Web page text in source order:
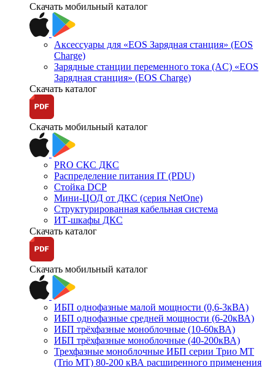
Скачать мобильный каталог
Аксессуары для «EOS Зарядная станция» (EOS
Charge)
Зарядные станции переменного тока (AC) «EOS
Зарядная станция» (EOS Charge)
Скачать каталог
Скачать мобильный каталог
PRO СКС ДКС
Распределение питания IT (PDU)
Стойка DCP
Мини-ЦОД от ДКС (серия NetOne)
Структурированная кабельная система
ИТ-шкафы ДКС
Скачать каталог
Скачать мобильный каталог
ИБП однофазные малой мощности (0,6-3кВА)
ИБП однофазные средней мощности (6-20кВА)
ИБП трёхфазные моноблочные (10-60кВА)
ИБП трёхфазные моноблочные (40-200кВА)
Трехфазные моноблочные ИБП серии Трио МТ
(Trio MT) 80-200 кВА расширенного применения